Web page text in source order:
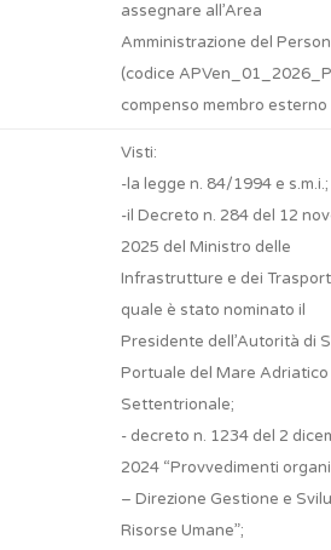
assegnare all’Area
Amministrazione del
(codice
compenso membro esterno
Visti:
-la legge n. 84/1994 e s.m.i.;
-il Decreto n. 284 del 12
2025 del Ministro delle
Infrastrutture e dei
quale è stato nominato il
Presidente dell’Autorità di
Portuale del Mare Adriatico
Settentrionale;
- decreto n. 1234 del 2
2024 “Provvedimenti
– Direzione Gestione e
Risorse Umane”;